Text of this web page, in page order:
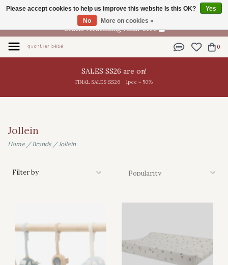
EN
Gratis verzending vanaf €100
0
SALES SS26 are on!
FINAL SALES SS26 - 1pce = 50%
Jollein
Home /Brands /Jollein
Filter by
Please accept cookies to help us improve this website Is this OK?
Yes
No
More on cookies »